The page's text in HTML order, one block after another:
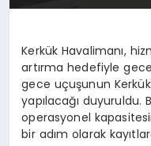
Kerkük Havalimanı,
artırma hedefiyle
gece uçuşunun
yapılacağı duyuruldu.
operasyonel
bir adım olarak